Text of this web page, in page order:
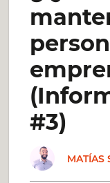
#3)
MATÍAS